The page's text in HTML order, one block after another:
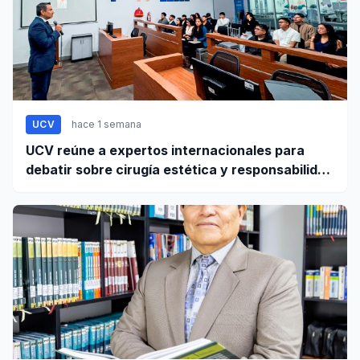
UCV hace 1 semana
UCV reúne a expertos internacionales para
debatir sobre cirugía estética y responsabilidad